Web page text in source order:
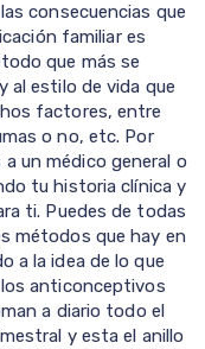
consecuencias que
familiar es
que más se
al estilo de vida que
factores, entre
o no, etc. Por
un médico general o
tu historia clínica y
ti. Puedes de todas
métodos que hay en
a la idea de lo que
los anticonceptivos
a diario todo el
y esta el anillo